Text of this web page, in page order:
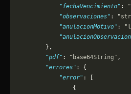
            "fechaVencimiento"
:
            "observaciones"
:
            "anulacionMotivo"
:
        },
        "pdf"
: "base64String" ,
        "errores"
: {
            "error"
: [
                {